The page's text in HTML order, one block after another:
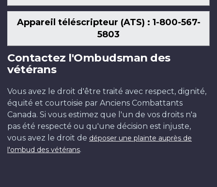
Appareil téléscripteur (ATS) : 1-800-567-
5803
Contactez l'Ombudsman des
vétérans
Vous avez le droit d'être traité avec respect, dignité,
équité et courtoisie par Anciens Combattants
Canada. Si vous estimez que l'un de vos droits n'a
pas été respecté ou qu'une décision est injuste,
vous avez le droit de déposer une plainte auprès de
l'ombud des vétérans.